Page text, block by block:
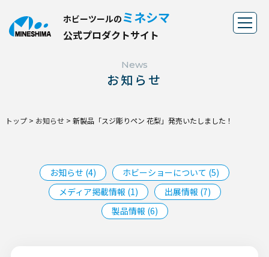
ホビーツールの ミネシマ
公式プロダク トサイ ト
News
お知らせ
トップ> お知らせ> 新製品「スジ彫りペン 花梨」発売いたしました！
お知らせ (4)
ホビーショーについて (5)
メディア掲載情報 (1)
出展情報 (7)
製品情報 (6)